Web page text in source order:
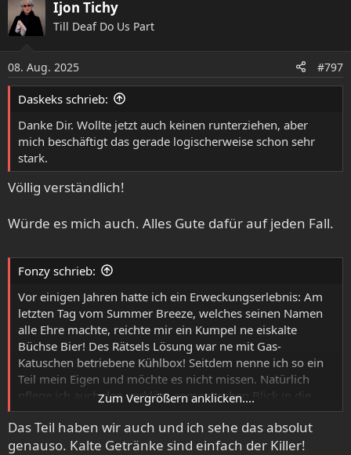
k
t
n
e
n
Ijon Tichy
Till Deaf Do Us Part
08. Aug. 2025 #797
Daskeks schrieb:
Danke Dir. Wollte jetzt auch keinen runterziehen, aber
mich beschäftigt das gerade logischerweise schon sehr
stark.
Völlig verständlich!
Würde es mich auch. Alles Gute dafür auf jeden Fall.
Fonzy schrieb:
Vor einigen Jahren hatte ich ein Erweckungserlebnis: Am
letzten Tag vom Summer Breeze, welches seinen Namen
alle Ehre machte, reichte mir ein Kumpel ne eiskalte
Büchse Bier! Des Rätsels Lösung war ne mit Gas-
Katuschen betriebene Kühlbox! Seitdem nenne ich so ein
Teil mein Eigen und möchte es nicht missen. Natürlich
pflege ich auch den verklärt- romantischen Blick in die
Vergangenheit, aber auf den Luxus 'immer kaltes Bier'
möchte ich nie und nimmer mehr verzichten!
Zum Vergrößern anklicken....
Das Teil haben wir auch und ich sehe das absolut
genauso. Kalte Getränke sind einfach der Killer!